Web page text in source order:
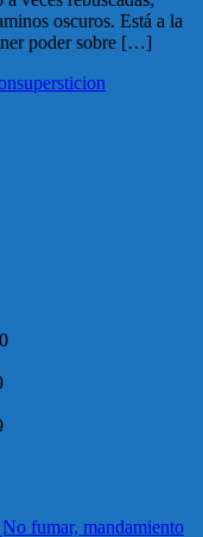
oscuros. Está a la
poder sobre […]
supersticion
fumar, mandamiento